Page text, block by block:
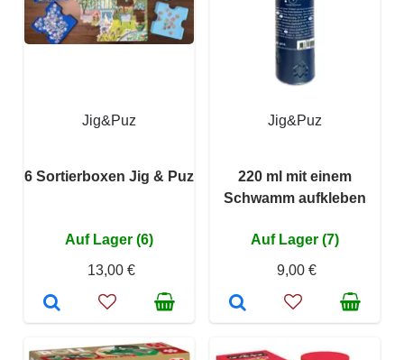
Jig&Puz
6 Sortierboxen Jig & Puz
Auf Lager (6)
13,00 €
Jig&Puz
220 ml mit einem
Schwamm aufkleben
Auf Lager (7)
9,00 €